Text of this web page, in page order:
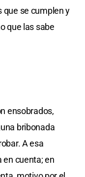
que se cumplen y
que las sabe
ensobrados,
bribonada
A esa
en cuenta; en